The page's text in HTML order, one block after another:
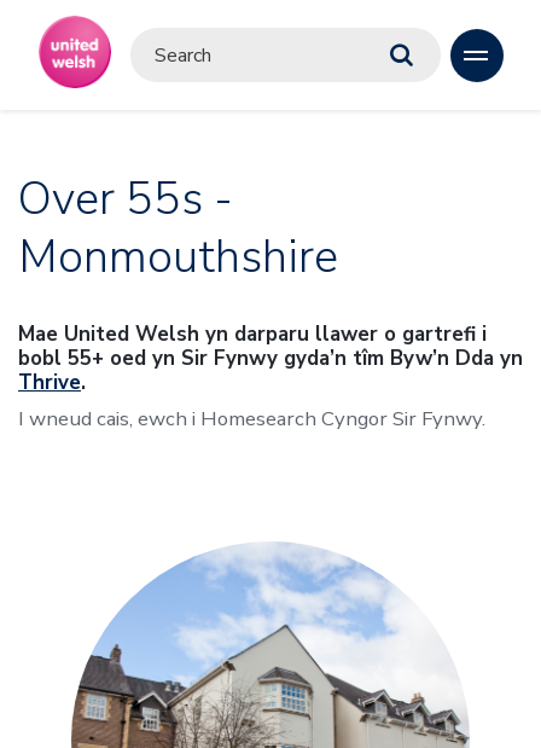
Over 55s -
Monmouthshire
Mae United Welsh yn darparu llawer o gartrefi i
bobl 55+ oed yn Sir Fynwy gyda’n tîm Byw’n Dda yn
Thrive.
I wneud cais, ewch i Homesearch Cyngor Sir Fynwy.